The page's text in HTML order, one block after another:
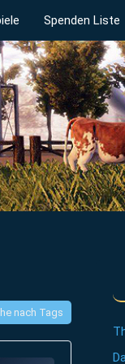
Spenden Liste
nach Tags